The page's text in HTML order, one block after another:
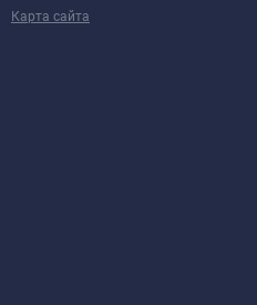
Карта сайта